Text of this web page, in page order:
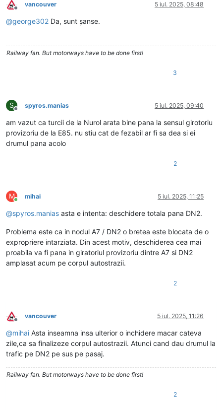
Deconectat
vancouver 5 iul. 2025, 08:48
@george302 Da, sunt șanse.
Railway fan. But motorways have to be done first!
3
S
Deconectat
spyros.manias 5 iul. 2025, 09:40
am vazut ca turcii de la Nurol arata bine pana la sensul girotoriu
provizoriu de la E85. nu stiu cat de fezabil ar fi sa dea si ei
drumul pana acolo
2
M
Conectat
mihai 5 iul. 2025, 11:25
@spyros.manias asta e intenta: deschidere totala pana DN2.
Problema este ca in nodul A7 / DN2 o bretea este blocata de o
expropriere intarziata. Din acest motiv, deschiderea cea mai
proabila va fi pana in giratoriul provizoriu dintre A7 si DN2
amplasat acum pe corpul autostrazii.
2
Deconectat
vancouver 5 iul. 2025, 11:26
@mihai Asta inseamna insa ulterior o inchidere macar cateva
zile,ca sa finalizeze corpul autostrazii. Atunci cand dau drumul la
trafic pe DN2 pe sus pe pasaj.
Railway fan. But motorways have to be done first!
2